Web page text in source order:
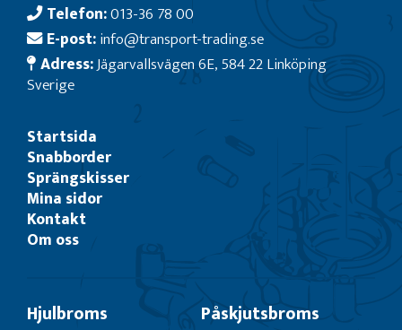
Telefon:013-36 78 00
E-post:info@transport-trading.se
Adress:Jägarvallsvägen 6E, 584 22 Linköping
Sverige
Startsida
Snabborder
Sprängskisser
Mina sidor
Kontakt
Om oss
Hjulbroms Påskjutsbroms